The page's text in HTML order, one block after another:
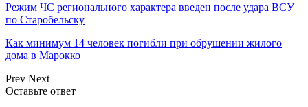
Режим ЧС регионального характера введен после удара ВСУ
по Старобельску
Как минимум 14 человек погибли при обрушении жилого
дома в Марокко
Prev Next
Оставьте ответ